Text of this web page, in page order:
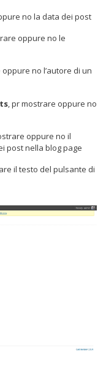
no la data dei post
oppure no le
no l’autore di un
, pr mostrare oppure no
oppure no il
post nella blog page
il testo del pulsante di